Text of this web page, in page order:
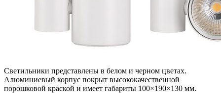
Светильники представлены в белом и черном цветах.
Алюминиевый корпус покрыт высококачественной
порошковой краской и имеет габариты 100×190×130 мм.